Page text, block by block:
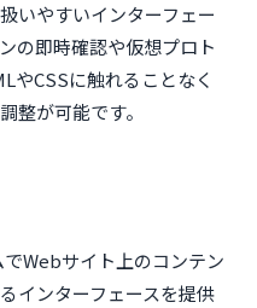
いやすいインターフェー
の即時確認や仮想プロト
やCSSに触れることなく
整が可能です。
Webサイト上のコンテン
インターフェースを提供